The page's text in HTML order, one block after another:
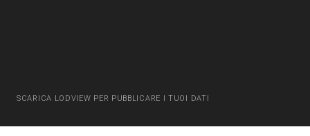
SCARICA LODVIEW PER PUBBLICARE I TUOI DATI